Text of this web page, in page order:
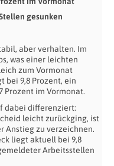
gesunken
aber verhalten. Im
was einer leichten
zum Vormonat
bei 9,8 Prozent, ein
Prozent im Vormonat.
dabei differenziert:
leicht zurückging, ist
Anstieg zu verzeichnen.
liegt aktuell bei 9,8
Arbeitsstellen